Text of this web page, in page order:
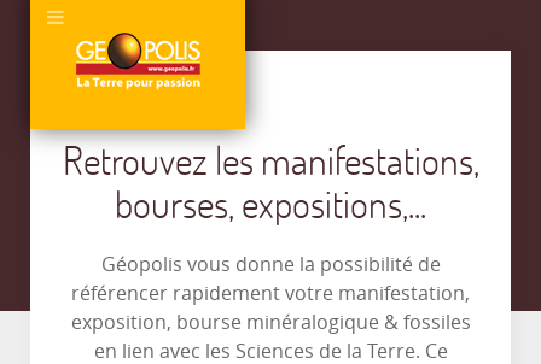
Retrouvez les manifestations,
bourses, expositions,...
Géopolis vous donne la possibilité de
référencer rapidement votre manifestation,
exposition, bourse minéralogique & fossiles
en lien avec les Sciences de la Terre. Ce